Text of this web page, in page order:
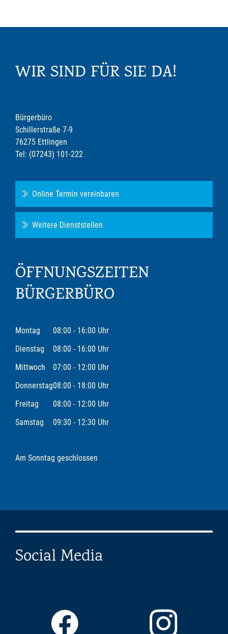
WIR SIND FÜR SIE DA!
Bürgerbüro
Schillerstraße 7-9
76275 Ettlingen
Tel: (07243) 101-222
Online Termin vereinbaren
Weitere Dienststellen
ÖFFNUNGSZEITEN
BÜRGERBÜRO
Montag
08:00 - 16:00 Uhr
Dienstag
08:00 - 16:00 Uhr
Mittwoch
07:00 - 12:00 Uhr
Donnerstag08:00 - 18:00 Uhr
Freitag
08:00 - 12:00 Uhr
Samstag
09:30 - 12:30 Uhr
Am Sonntag geschlossen
Social Media